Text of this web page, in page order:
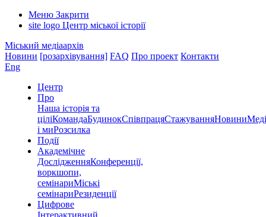
Меню Закрити
site logo Центр міської історії
Міський медіаархів
Новини [розархівування] FAQ Про проект Контакти
Eng
Центр
Про
Наша історія та
ціліКомандаБудинокСпівпрацяСтажуванняНовини
і миРозсилка
Події
Академічне
ДослідженняКонференції,
воркшопи,
семінариМіські
семінариРезиденції
Цифрове
Інтерактивний